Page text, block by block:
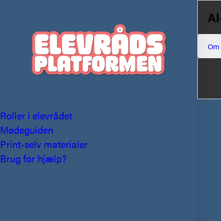
Roller i elevrådet
Mødeguiden
Print-selv materialer
Brug for hjælp?
Om